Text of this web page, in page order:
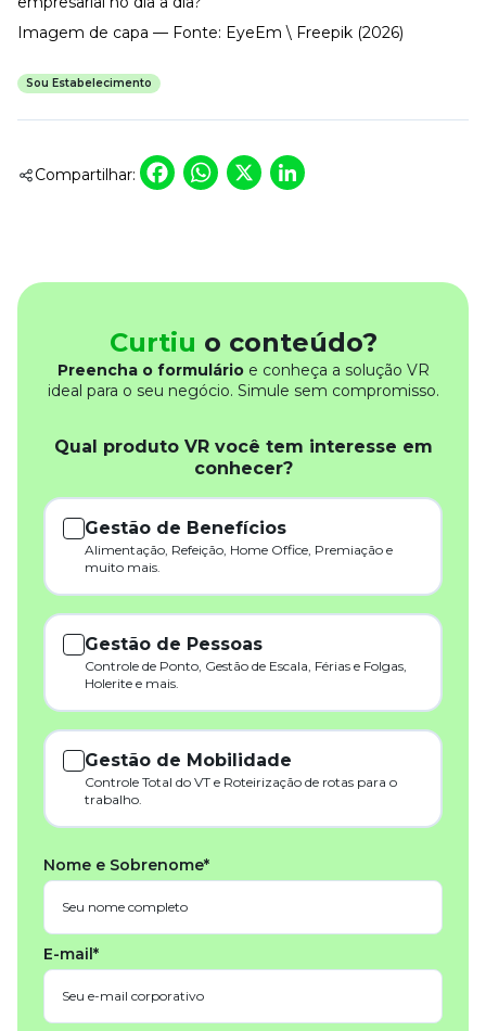
Imagem de capa — Fonte: EyeEm \ Freepik (2026)
Sou Estabelecimento
Compartilhar: Facebook
WhatsApp
X
Curtiu o conteúdo?
Preencha o formulárioe conheça a solução VR
ideal para o seu negócio. Simule sem compromisso.
Qual produto VR você tem interesse em
conhecer?
Gestão de Benefícios
Alimentação, Refeição, Home Office, Premiação e
muito mais.
Gestão de Pessoas
Controle de Ponto, Gestão de Escala, Férias e Folgas,
Holerite e mais.
Gestão de Mobilidade
Controle Total do VT e Roteirização de rotas para o
trabalho.
Nome e Sobrenome*
E-mail*